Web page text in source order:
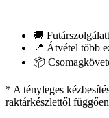
🚚
📍 Átvétel több
📦
* A tényleges
raktárkészlettől